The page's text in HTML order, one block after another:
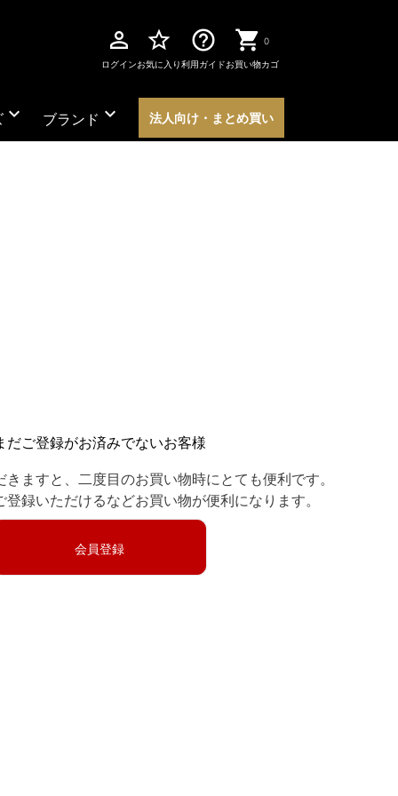
perm_identity
ログイン
star_border
お気に入り
help_outline
利用ガイド
0
お買い物カゴ
expand_more ブランド expand_more 法人向け・まとめ買い
だご登録がお済みでないお客様
ますと、二度目のお買い物時にとても便利です。
録いただけるなどお買い物が便利になります。
会員登録